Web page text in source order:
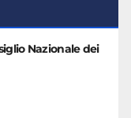
Nazionale dei